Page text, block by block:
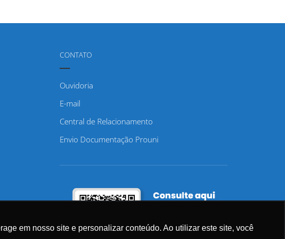
em nosso site e personalizar conteúdo. Ao utilizar este site, você
CONTATO
Ouvidoria
E-mail
Central de Relacionamento
Envio Documentação Prouni